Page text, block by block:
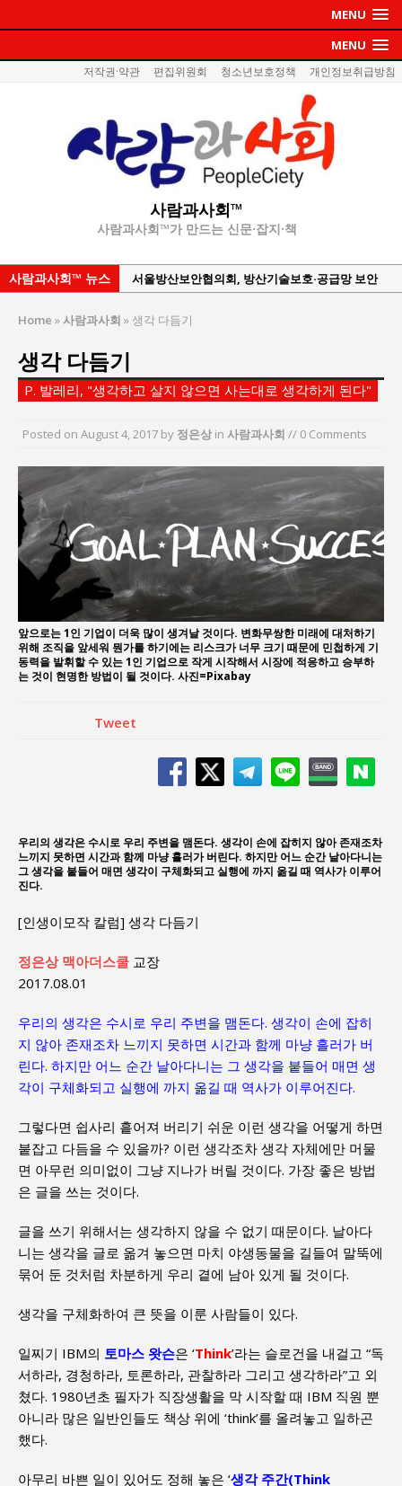
MENU
MENU
저작권·약관 편집위원회 청소년보호정책 개인정보취급방침
사람과사회™
사람과사회™가 만드는 신문·잡지·책
사람과사회™ 뉴스
서울방산보안협의회, 방산기술보호·공급망 보안
서효석 충청향우회중앙회 총재 취임 논란 확산
“7월 1일 의장 선출은 ‘위법’이다”
현”
이홍원 작가, 생활문화상품 4종 판매
통일 지향 2국가론: 한반도 평화의 새로운 길
강산건설 박재윤 강제추행 사건, 무엇이 문제인가?
한국지방재정공제회, 2026년 정기 승진 인사 발표
Home »사람과사회 » 생각 다듬기
생각 다듬기
P. 발레리, "생각하고 살지 않으면 사는대로 생각하게 된다"
Posted on August 4, 2017 by 정은상 in 사람과사회 // 0 Comments
앞으로는 1인 기업이 더욱 많이 생겨날 것이다. 변화무쌍한 미래에 대처하기
위해 조직을 앞세워 뭔가를 하기에는 리스크가 너무 크기 때문에 민첩하게 기
동력을 발휘할 수 있는 1인 기업으로 작게 시작해서 시장에 적응하고 승부하
는 것이 현명한 방법이 될 것이다. 사진=Pixabay
Tweet
우리의 생각은 수시로 우리 주변을 맴돈다. 생각이 손에 잡히지 않아 존재조차
느끼지 못하면 시간과 함께 마냥 흘러가 버린다. 하지만 어느 순간 날아다니는
그 생각을 붙들어 매면 생각이 구체화되고 실행에 까지 옮길 때 역사가 이루어
진다.
[인생이모작 칼럼] 생각 다듬기
정은상 맥아더스쿨 교장
2017.08.01
우리의 생각은 수시로 우리 주변을 맴돈다. 생각이 손에 잡히
지 않아 존재조차 느끼지 못하면 시간과 함께 마냥 흘러가 버
린다. 하지만 어느 순간 날아다니는 그 생각을 붙들어 매면 생
각이 구체화되고 실행에 까지 옮길 때 역사가 이루어진다.
그렇다면 쉽사리 흩어져 버리기 쉬운 이런 생각을 어떻게 하면
붙잡고 다듬을 수 있을까? 이런 생각조차 생각 자체에만 머물
면 아무런 의미없이 그냥 지나가 버릴 것이다. 가장 좋은 방법
은 글을 쓰는 것이다.
글을 쓰기 위해서는 생각하지 않을 수 없기 때문이다. 날아다
니는 생각을 글로 옮겨 놓으면 마치 야생동물을 길들여 말뚝에
묶어 둔 것처럼 차분하게 우리 곁에 남아 있게 될 것이다.
생각을 구체화하여 큰 뜻을 이룬 사람들이 있다.
일찌기 IBM의 토마스 왓슨은 ‘Think’라는 슬로건을 내걸고 “독
서하라, 경청하라, 토론하라, 관찰하라 그리고 생각하라”고 외
쳤다. 1980년초 필자가 직장생활을 막 시작할 때 IBM 직원 뿐
아니라 많은 일반인들도 책상 위에 ‘think’를 올려놓고 일하곤
했다.
아무리 바쁜 일이 있어도 정해 놓은 ‘생각 주간(Think